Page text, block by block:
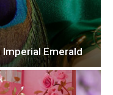
Emerald